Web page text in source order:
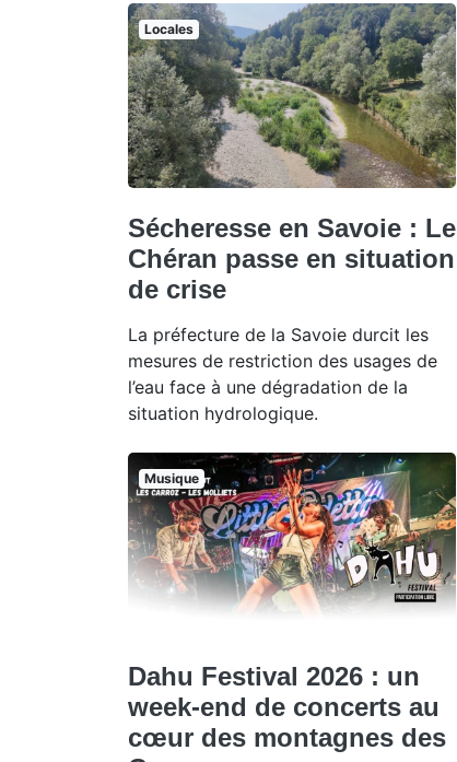
Locales
Sécheresse en Savoie : Le
Chéran passe en situation
de crise
La préfecture de la Savoie durcit les
mesures de restriction des usages de
l’eau face à une dégradation de la
situation hydrologique.
Musique
Dahu Festival 2026 : un
week-end de concerts au
cœur des montagnes des